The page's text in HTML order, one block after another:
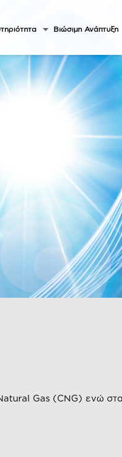
Βιώσιμη Ανάπτυξη
Gas (CNG) ενώ